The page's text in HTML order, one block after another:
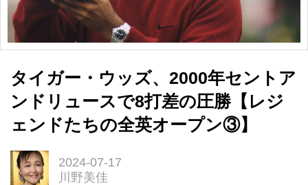
タイガー・ウッズ、2000年セントア
ンドリュースで8打差の圧勝【レジ
ェンドたちの全英オープン③】
2024-07-17
川野美佳